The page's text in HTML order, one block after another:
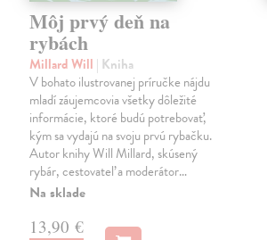
Môj prvý deň na
rybách
Millard Will | Kniha
V bohato ilustrovanej príručke nájdu
mladí záujemcovia všetky dôležité
informácie, ktoré budú potrebovať,
kým sa vydajú na svoju prvú rybačku.
Autor knihy Will Millard, skúsený
rybár, cestovateľ a moderátor…
Na sklade
13,90 €